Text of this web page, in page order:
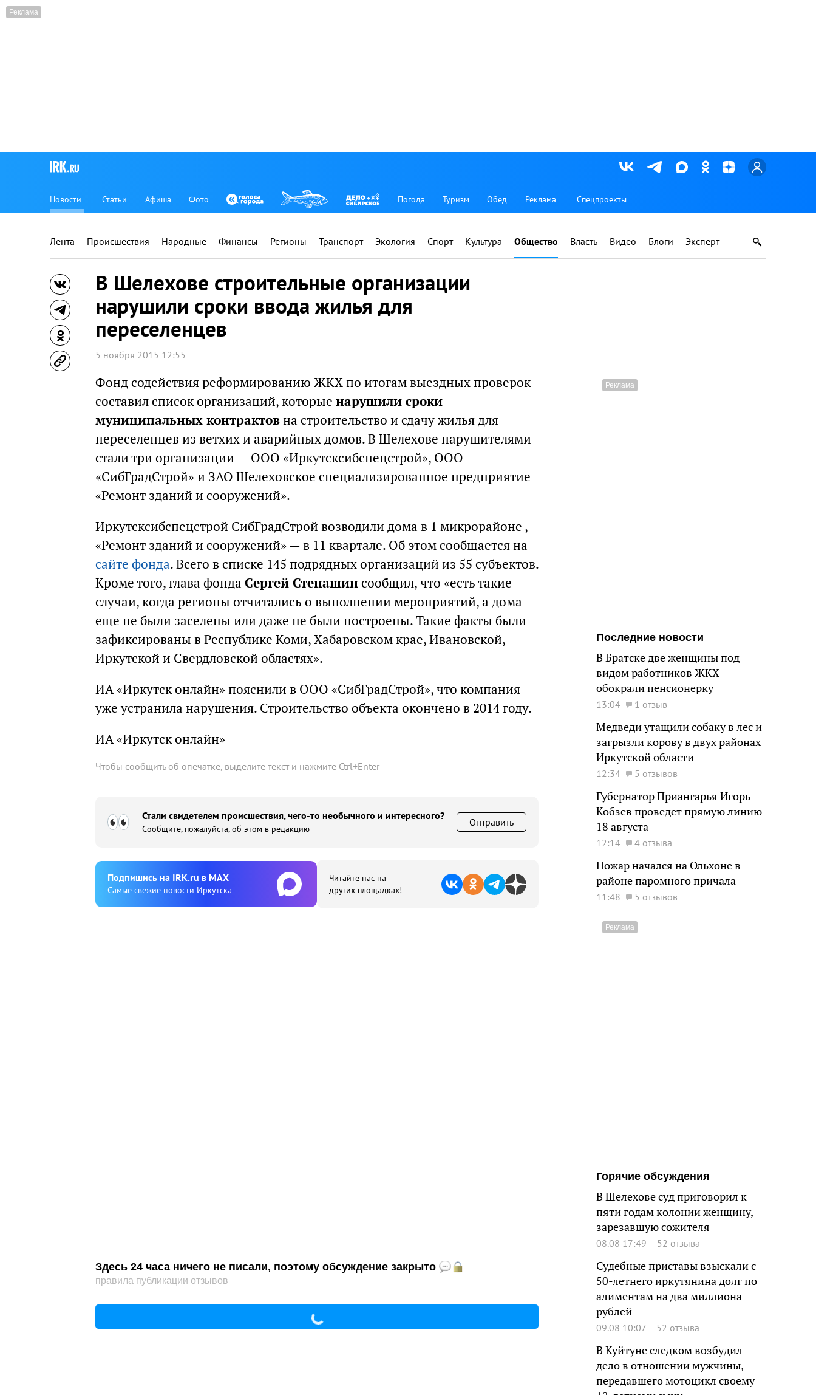
Новости Статьи Афиша Фото Погода Туризм Обед Реклама Спецпроекты
Лента Происшествия Народные Финансы Регионы Транспорт Экология Спорт Культура Общество Власть Видео Блоги Эксперт
В Шелехове строительные организации
нарушили сроки ввода жилья для
переселенцев
5 ноября 2015 12:55
Фонд содействия реформированию ЖКХ по итогам выездных проверок
составил список организаций, которые нарушили сроки
муниципальных контрактовна строительство и сдачу жилья для
переселенцев из ветхих и аварийных домов. В Шелехове нарушителями
стали три организации — ООО «Иркутсксибспецстрой», ООО
«СибГрадСтрой» и ЗАО Шелеховское специализированное предприятие
«Ремонт зданий и сооружений».
Иркутсксибспецстрой СибГрадСтрой возводили дома в 1 микрорайоне ,
«Ремонт зданий и сооружений» — в 11 квартале. Об этом сообщается на
сайте фонда. Всего в списке 145 подрядных организаций из 55 субъектов.
Кроме того, глава фонда Сергей Степашинсообщил, что «есть такие
случаи, когда регионы отчитались о выполнении мероприятий, а дома
еще не были заселены или даже не были построены. Такие факты были
зафиксированы в Республике Коми, Хабаровском крае, Ивановской,
Иркутской и Свердловской областях».
ИА «Иркутск онлайн» пояснили в ООО «СибГрадСтрой», что компания
уже устранила нарушения. Строительство объекта окончено в 2014 году.
ИА «Иркутск онлайн»
Чтобы сообщить об опечатке, выделите текст и нажмите Ctrl+Enter
Стали свидетелем происшествия, чего-то необычного и интересного?
Сообщите, пожалуйста, об этом в редакцию
Отправить
Подпишиcь на IRK.ru в MAX
Cамые свежие новости Иркутска
Читайте нас на
других площадках!
Здесь 24 часа ничего не писали, поэтому обсуждение закрыто
правила публикации отзывов
Последние новости
В Братске две женщины под
видом работников ЖКХ
обокрали пенсионерку
13:04 1 отзыв
Медведи утащили собаку в лес и
загрызли корову в двух районах
Иркутской области
12:34 5 отзывов
Губернатор Приангарья Игорь
Кобзев проведет прямую линию
18 августа
12:14 4 отзыва
Пожар начался на Ольхоне в
районе паромного причала
11:48 5 отзывов
Горячие обсуждения
В Шелехове суд приговорил к
пяти годам колонии женщину,
зарезавшую сожителя
08.08 17:49 52 отзыва
Судебные приставы взыскали с
50-летнего иркутянина долг по
алиментам на два миллиона
рублей
09.08 10:07 52 отзыва
В Куйтуне следком возбудил
дело в отношении мужчины,
передавшего мотоцикл своему